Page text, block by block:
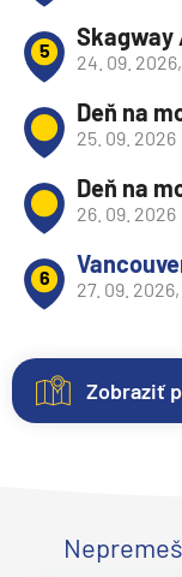
5 Skagway
24. 09.
Deň na
25. 09. 2026
Deň na
26. 09. 2026
6
27. 09.
Zobraziť
ponúka
niekoľko
spoločnosť:
fotogalérii
prvom